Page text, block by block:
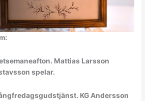
Mattias Larsson
spelar.
KG Andersson